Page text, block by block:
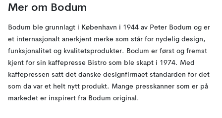
Mer om Bodum
Bodum ble grunnlagt i København i 1944 av Peter Bodum og er
et internasjonalt anerkjent merke som står for nydelig design,
funksjonalitet og kvalitetsprodukter. Bodum er først og fremst
kjent for sin kaffepresse Bistro som ble skapt i 1974. Med
kaffepressen satt det danske designfirmaet standarden for det
som da var et helt nytt produkt. Mange presskanner som er på
markedet er inspirert fra Bodum original.